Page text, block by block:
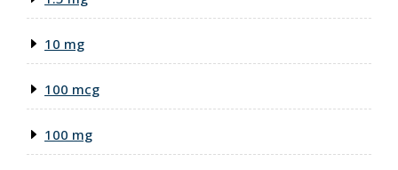
10 mg
100 mcg
100 mg